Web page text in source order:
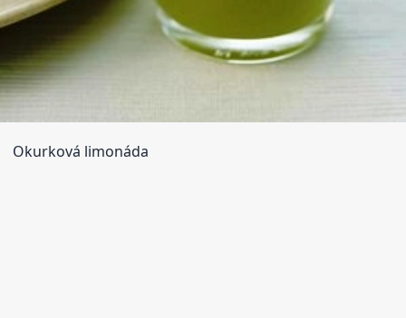
Okurková limonáda